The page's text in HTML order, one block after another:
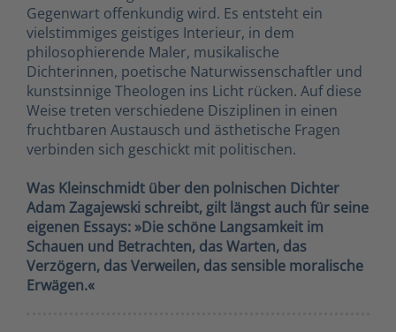
Gegenwart offenkundig wird. Es entsteht ein
vielstimmiges geistiges Interieur, in dem
philosophierende Maler, musikalische
Dichterinnen, poetische Naturwissenschaftler und
kunstsinnige Theologen ins Licht rücken. Auf diese
Weise treten verschiedene Disziplinen in einen
fruchtbaren Austausch und ästhetische Fragen
verbinden sich geschickt mit politischen.
Was Kleinschmidt über den polnischen Dichter
Adam Zagajewski schreibt, gilt längst auch für seine
eigenen Essays: »Die schöne Langsamkeit im
Schauen und Betrachten, das Warten, das
Verzögern, das Verweilen, das sensible moralische
Erwägen.«